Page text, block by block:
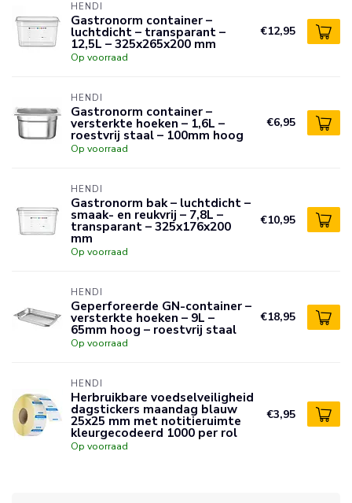
HENDI
Gastronorm container –
luchtdicht – transparant –
12,5L – 325x265x200 mm
Op voorraad
€12,95
HENDI
Gastronorm container –
versterkte hoeken – 1,6L –
roestvrij staal – 100mm hoog
Op voorraad
€6,95
HENDI
Gastronorm bak – luchtdicht –
smaak- en reukvrij – 7,8L –
transparant – 325x176x200
mm
Op voorraad
€10,95
HENDI
Geperforeerde GN-container –
versterkte hoeken – 9L –
65mm hoog – roestvrij staal
Op voorraad
€18,95
HENDI
Herbruikbare voedselveiligheid
dagstickers maandag blauw
25x25 mm met notitieruimte
kleurgecodeerd 1000 per rol
Op voorraad
€3,95